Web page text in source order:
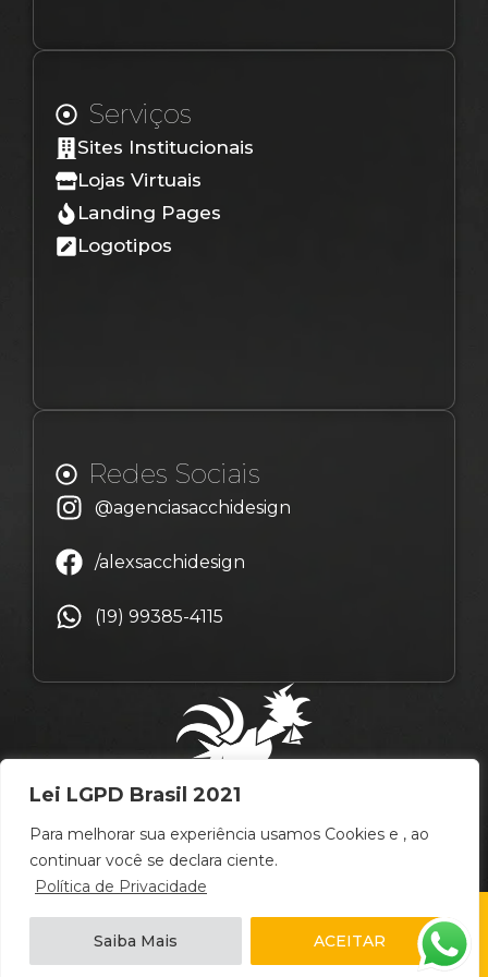
Lei LGPD Brasil 2021
Para melhorar sua experiência usamos Cookies e , ao
continuar você se declara ciente.
Política de Privacidade
Saiba Mais ACEITAR
Serviços
Sites Institucionais
Lojas Virtuais
Landing Pages
Logotipos
Redes Sociais
@agenciasacchidesign
/alexsacchidesign
(19) 99385-4115
© Copyright Alex Sacchi Design – 2009 ~ 2026 –
Campinas
/Brasil